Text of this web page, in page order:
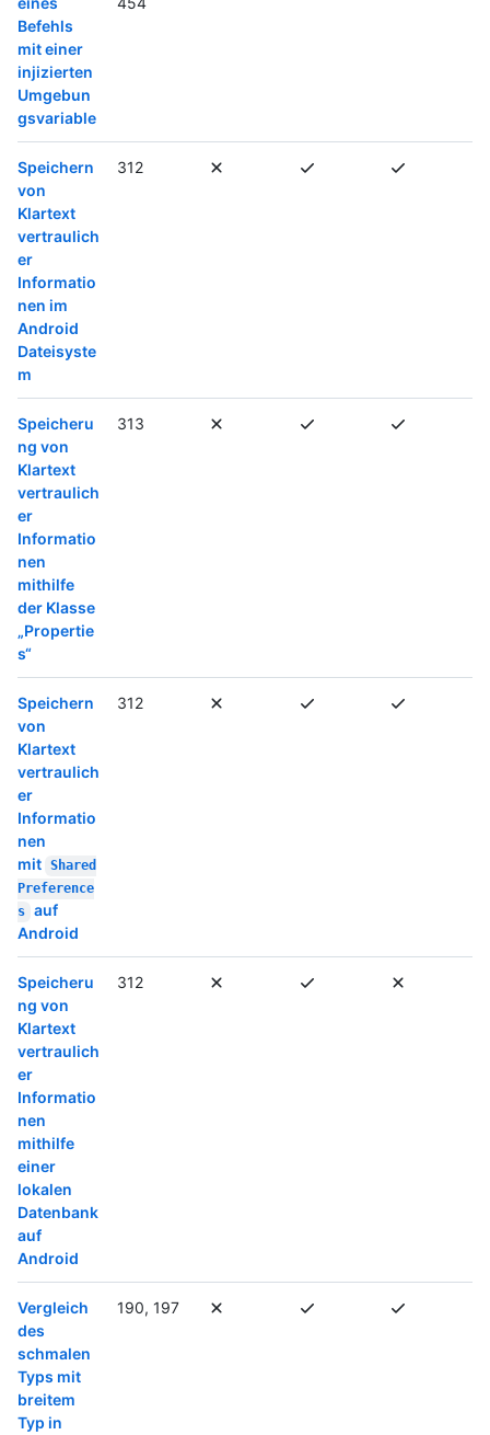
Befehls
mit einer
injizierten
Umgebun
gsvariable
Speichern
von
Klartext
vertraulich
er
Informatio
nen im
Android
Dateisyste
m
312
Speicheru
ng von
Klartext
vertraulich
er
Informatio
nen
mithilfe
der Klasse
„Propertie
s“
313
Speichern
von
Klartext
vertraulich
er
Informatio
nen
mit Shared
Preference
s auf
Android
312
Speicheru
ng von
Klartext
vertraulich
er
Informatio
nen
mithilfe
einer
lokalen
Datenbank
auf
Android
312
Vergleich
des
schmalen
Typs mit
breitem
Typ in
190, 197